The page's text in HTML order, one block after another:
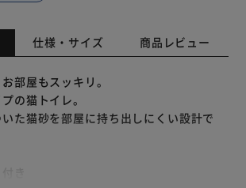
仕様・サイズ 商品レビュー
部屋もスッキリ。
の猫トイレ。
た猫砂を部屋に持ち出しにくい設計で